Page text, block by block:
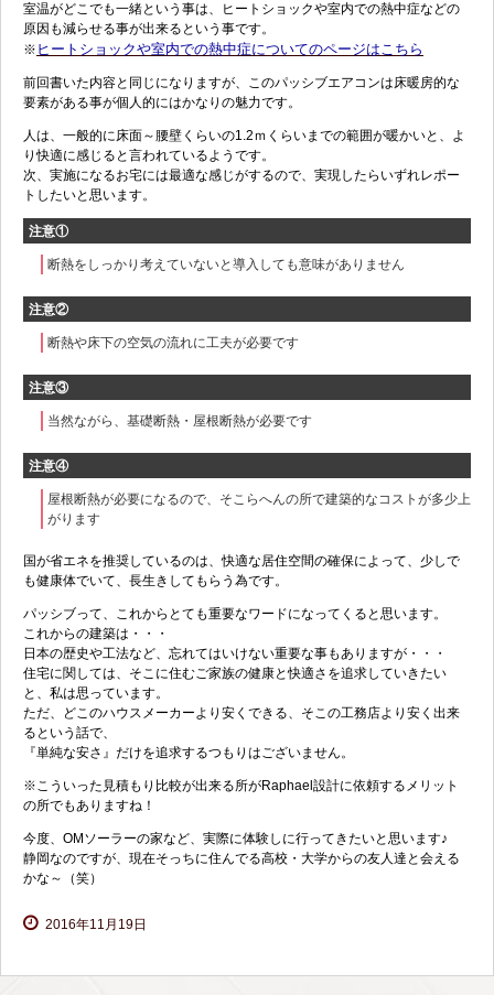
室温がどこでも一緒という事は、ヒートショックや室内での熱中症などの
原因も減らせる事が出来るという事です。
※ ヒートショックや室内での熱中症についてのページはこちら
前回書いた内容と同じになりますが、このパッシブエアコンは床暖房的な
要素がある事が個人的にはかなりの魅力です。
人は、一般的に床面～腰壁くらいの1.2ｍくらいまでの範囲が暖かいと、よ
り快適に感じると言われているようです。
次、実施になるお宅には最適な感じがするので、実現したらいずれレポー
トしたいと思います。
注意①
断熱をしっかり考えていないと導入しても意味がありません
注意②
断熱や床下の空気の流れに工夫が必要です
注意③
当然ながら、基礎断熱・屋根断熱が必要です
注意④
屋根断熱が必要になるので、そこらへんの所で建築的なコストが多少上
がります
国が省エネを推奨しているのは、快適な居住空間の確保によって、少しで
も健康体でいて、長生きしてもらう為です。
パッシブって、これからとても重要なワードになってくると思います。
これからの建築は・・・
日本の歴史や工法など、忘れてはいけない重要な事もありますが・・・
住宅に関しては、そこに住むご家族の健康と快適さを追求していきたい
と、私は思っています。
ただ、どこのハウスメーカーより安くできる、そこの工務店より安く出来
るという話で、
『単純な安さ』だけを追求するつもりはございません。
※こういった見積もり比較が出来る所がRaphael設計に依頼するメリット
の所でもありますね！
今度、OMソーラーの家など、実際に体験しに行ってきたいと思います♪
静岡なのですが、現在そっちに住んでる高校・大学からの友人達と会える
かな～（笑）
2016年11月19日